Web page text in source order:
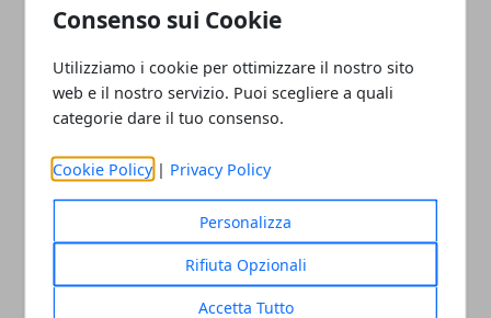
Consenso sui Cookie
Utilizziamo i cookie per ottimizzare il nostro sito
web e il nostro servizio. Puoi scegliere a quali
categorie dare il tuo consenso.
Cookie Policy | Privacy Policy
Personalizza
Rifiuta Opzionali
Accetta Tutto
13/09/2021
I migliori dolci da fare con un robot da
cucina